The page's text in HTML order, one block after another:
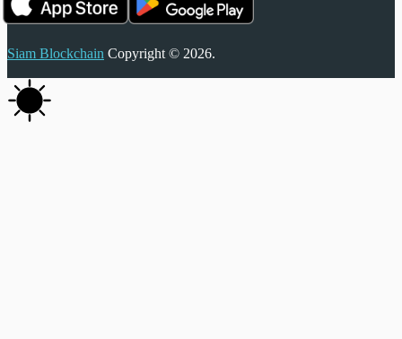
Siam Blockchain Copyright © 2026.